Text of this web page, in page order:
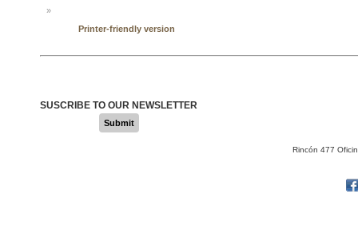
»
Printer-friendly version
SUSCRIBE TO OUR NEWSLETTER
Submit
Rincón 477